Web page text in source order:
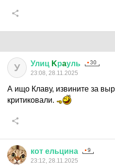
У Улиц Kрaуль
23:08, 28.11.2025
А ищо Клаву, извините за
критиковали.
кот ельцина
23:12, 28.11.2025